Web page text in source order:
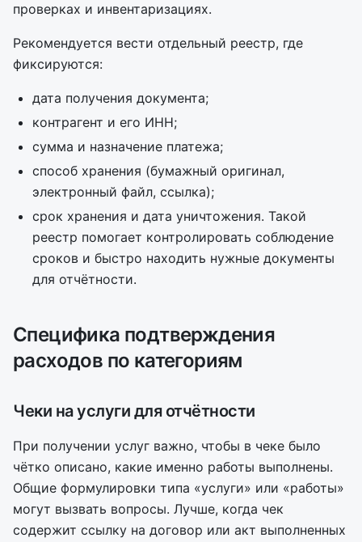
проверках и инвентаризациях.
Рекомендуется вести отдельный реестр, где
фиксируются:
дата получения документа;
контрагент и его ИНН;
сумма и назначение платежа;
способ хранения (бумажный оригинал,
электронный файл, ссылка);
срок хранения и дата уничтожения. Такой
реестр помогает контролировать соблюдение
сроков и быстро находить нужные документы
для отчётности.
Специфика подтверждения
расходов по категориям
Чеки на услуги для отчётности
При получении услуг важно, чтобы в чеке было
чётко описано, какие именно работы выполнены.
Общие формулировки типа «услуги» или «работы»
могут вызвать вопросы. Лучше, когда чек
содержит ссылку на договор или акт выполненных